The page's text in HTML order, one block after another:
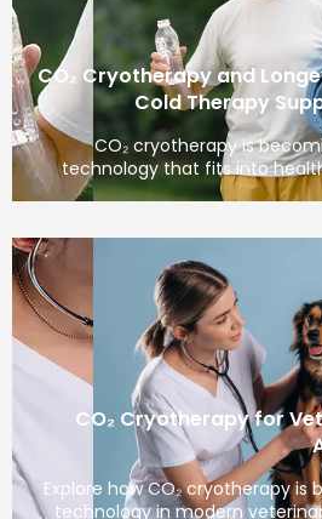
CO₂ Cryotherapy and
Cold Therapy
CO₂ cryotherapy is
technology that fits into
CO₂ Cryotherapy for
Explore how CO₂ cryotherapy
technology in modern